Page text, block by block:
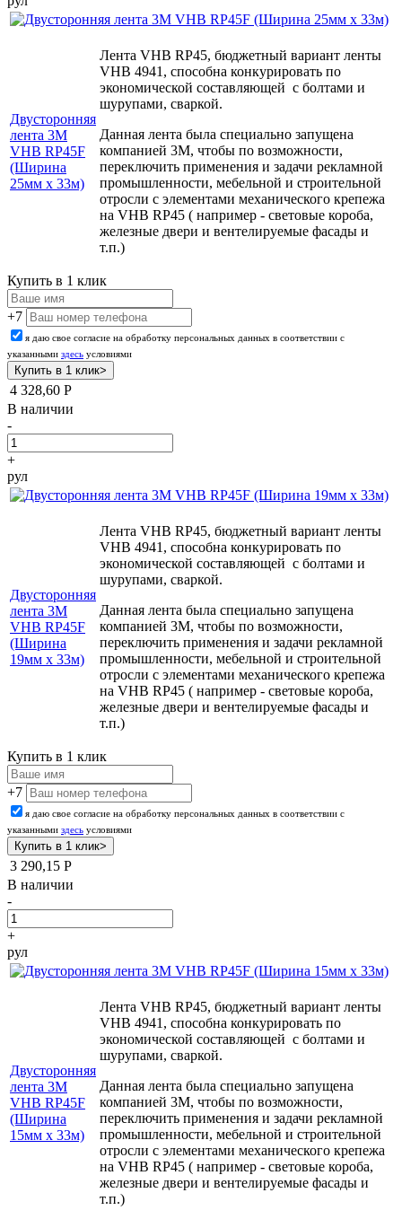
Двусторонняя
лента 3М
VHB RP45F
(Ширина
25мм х 33м)
Лента VHB RP45, бюджетный вариант ленты
VHB 4941, способна конкурировать по
экономической составляющей с болтами и
шурупами, сваркой.
Данная лента была специально запущена
компанией 3М, чтобы по возможности,
переключить применения и задачи рекламной
промышленности, мебельной и строительной
отросли с элементами механического крепежа
на VHB RP45 ( например - световые короба,
железные двери и вентелируемые фасады и
т.п.)
Купить в 1 клик
+7
я даю свое согласие на обработку персональных данных в соответствии с
указанными здесь условиями
4 328,60 Р
В наличии
-
+
рул
Двусторонняя
лента 3М
VHB RP45F
(Ширина
19мм х 33м)
Лента VHB RP45, бюджетный вариант ленты
VHB 4941, способна конкурировать по
экономической составляющей с болтами и
шурупами, сваркой.
Данная лента была специально запущена
компанией 3М, чтобы по возможности,
переключить применения и задачи рекламной
промышленности, мебельной и строительной
отросли с элементами механического крепежа
на VHB RP45 ( например - световые короба,
железные двери и вентелируемые фасады и
т.п.)
Купить в 1 клик
+7
я даю свое согласие на обработку персональных данных в соответствии с
указанными здесь условиями
3 290,15 Р
В наличии
-
+
рул
Двусторонняя
лента 3М
VHB RP45F
(Ширина
15мм х 33м)
Лента VHB RP45, бюджетный вариант ленты
VHB 4941, способна конкурировать по
экономической составляющей с болтами и
шурупами, сваркой.
Данная лента была специально запущена
компанией 3М, чтобы по возможности,
переключить применения и задачи рекламной
промышленности, мебельной и строительной
отросли с элементами механического крепежа
на VHB RP45 ( например - световые короба,
железные двери и вентелируемые фасады и
т.п.)